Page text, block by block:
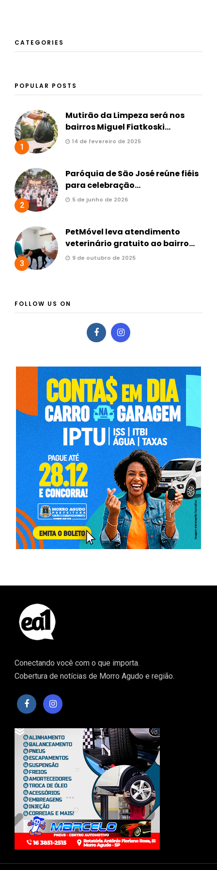
CATEGORIES
POPULAR POSTS
1
Mutirão da Limpeza será nos
bairros Miguel Fiatkoski...
14 de fevereiro de 2025
2
Paróquia de São José reúne fiéis
para celebração...
5 de junho de 2026
3
PetMóvel leva atendimento
veterinário gratuito ao bairro...
9 de outubro de 2025
FOLLOW US ON
Conectando você com o que importa.
Cobertura de notícias de Morro Agudo e região.